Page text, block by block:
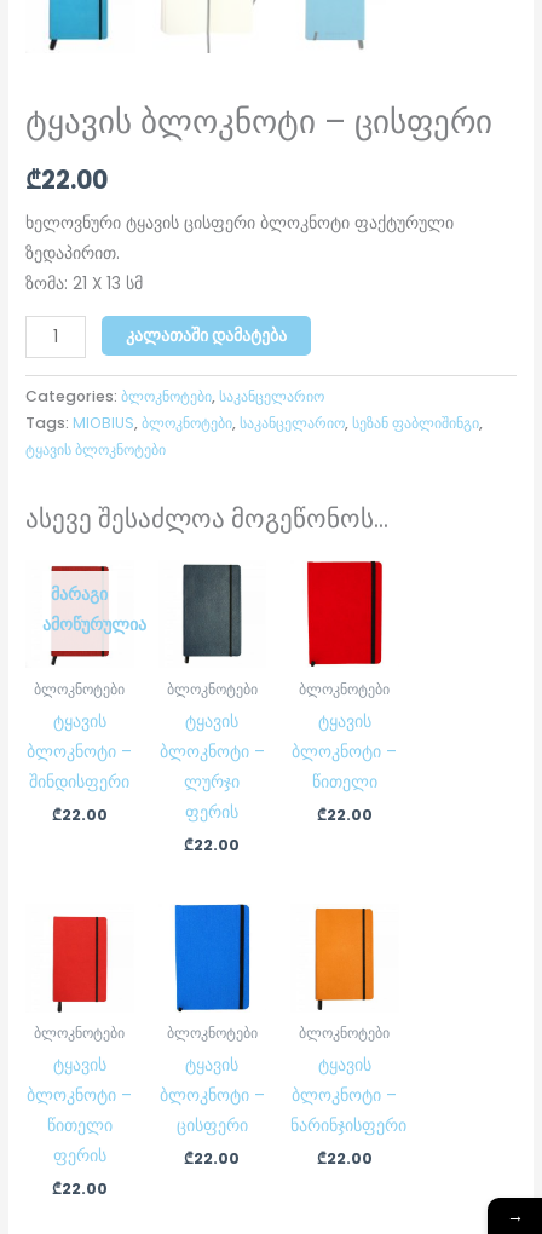
ტყავის ბლოკნოტი – ცისფერი
₾22.00
ხელოვნური ტყავის ცისფერი ბლოკნოტი ფაქტურული
ზედაპირით.
ზომა: 21 X 13 სმ
ᲙᲐᲚᲐᲗᲐᲨᲘ ᲓᲐᲛᲐᲢᲔᲑᲐ
Categories:ბლოკნოტები,საკანცელარიო
Tags: MIOBIUS,ბლოკნოტები,საკანცელარიო,სეზან ფაბლიშინგი,
ტყავის ბლოკნოტები
ასევე შესაძლოა მოგეწონოს...
ᲛᲐᲠᲐᲒᲘ
ᲐᲛᲝᲬᲣᲠᲣᲚᲘᲐ
ბლოკნოტები
ტყავის
ბლოკნოტი –
შინდისფერი
₾22.00
ბლოკნოტები
ტყავის
ბლოკნოტი –
ლურჯი
ფერის
₾22.00
ბლოკნოტები
ტყავის
ბლოკნოტი –
წითელი
₾22.00
ბლოკნოტები
ტყავის
ბლოკნოტი –
წითელი
ფერის
₾22.00
ბლოკნოტები
ტყავის
ბლოკნოტი –
ცისფერი
₾22.00
ბლოკნოტები
ტყავის
ბლოკნოტი –
ნარინჯისფერი
₾22.00
→